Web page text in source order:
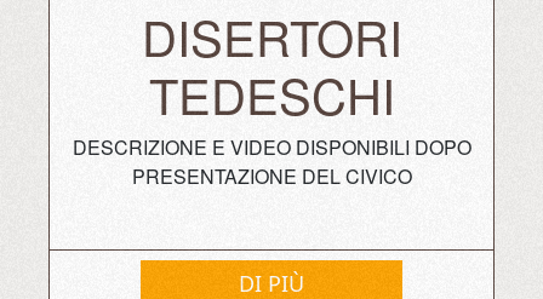
DISERTORI
TEDESCHI
DESCRIZIONE E VIDEO DISPONIBILI DOPO
PRESENTAZIONE DEL CIVICO
DI PIÙ